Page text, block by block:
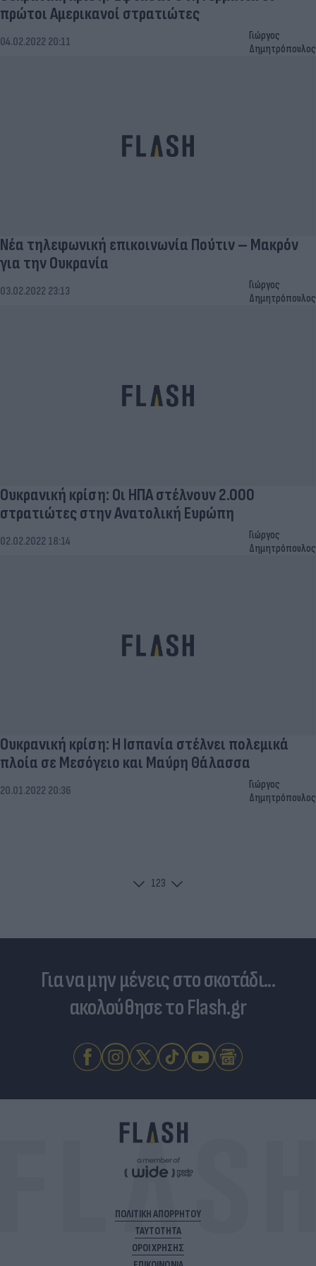
πρώτοι Αμερικανοί στρατιώτες
04.02.2022 20:11
Γιώργος
Δημητρόπουλος
Νέα τηλεφωνική επικοινωνία Πούτιν – Μακρόν
για την Ουκρανία
03.02.2022 23:13
Γιώργος
Δημητρόπουλος
Ουκρανική κρίση: Οι ΗΠΑ στέλνουν 2.000
στρατιώτες στην Aνατολική Ευρώπη
02.02.2022 18:14
Γιώργος
Δημητρόπουλος
Ουκρανική κρίση: Η Ισπανία στέλνει πολεμικά
πλοία σε Μεσόγειο και Μαύρη Θάλασσα
20.01.2022 20:36
Γιώργος
Δημητρόπουλος
123
Για να μην μένεις στο σκοτάδι...
ακολούθησε το Flash.gr
ΠΟΛΙΤΙΚΗ ΑΠΟΡΡΗΤΟΥ
ΤΑΥΤΟΤΗΤΑ
ΟΡΟΙ ΧΡΗΣΗΣ